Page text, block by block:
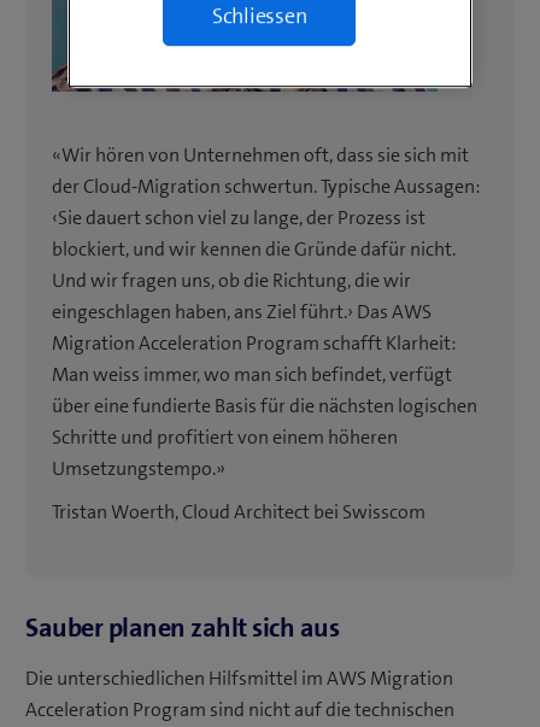
«Wir hören von Unternehmen oft, dass sie sich mit
der Cloud-Migration schwertun. Typische Aussagen:
‹Sie dauert schon viel zu lange, der Prozess ist
blockiert, und wir kennen die Gründe dafür nicht.
Und wir fragen uns, ob die Richtung, die wir
eingeschlagen haben, ans Ziel führt.› Das AWS
Migration Acceleration Program schafft Klarheit:
Man weiss immer, wo man sich befindet, verfügt
über eine fundierte Basis für die nächsten logischen
Schritte und profitiert von einem höheren
Umsetzungstempo.»
Tristan Woerth, Cloud Architect bei Swisscom
Sauber planen zahlt sich aus
Die unterschiedlichen Hilfsmittel im AWS Migration
Acceleration Program sind nicht auf die technischen
Schliessen